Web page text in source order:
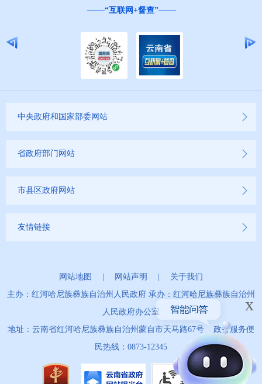
“互联网+督查”
中央政府和国家部委网站
省政府部门网站
市县区政府网站
友情链接
网站地图 网站声明
关于我们
主办：红河哈尼族彝族自治州人民政府 承办：红河哈尼族彝族自治州
人民政府办公室
地址：云南省红河哈尼族彝族自治州蒙自市天马路67号 政务服务便
民热线：0873-12345
x